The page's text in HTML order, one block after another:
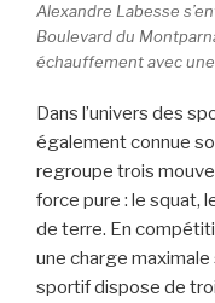
Alexandre Labesse
Boulevard du
échauffement avec
Dans l’univers des
également connue
regroupe trois
force pure : le squat,
de terre. En
une charge
sportif dispose de